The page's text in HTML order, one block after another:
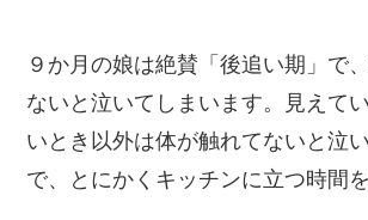
９か月の娘は絶賛「後追い期」で
ないと泣いてしまいます。見えて
いとき以外は体が触れてないと泣
で、とにかくキッチンに立つ時間